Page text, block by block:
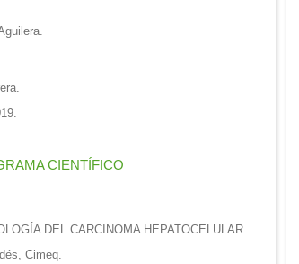
CIENTÍFICO
DEL CARCINOMA HEPATOCELULAR
Cimeq.